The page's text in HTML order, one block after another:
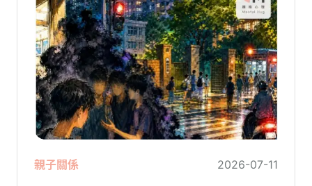
親子關係 2026-07-11